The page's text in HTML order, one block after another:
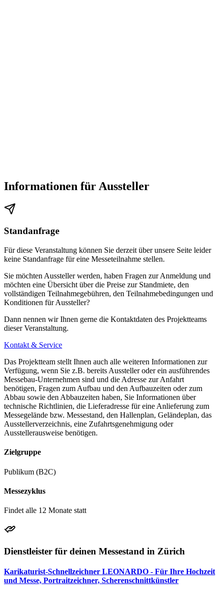
Informationen für Aussteller
Standanfrage
Für diese Veranstaltung können Sie derzeit über unsere Seite leider
keine Standanfrage für eine Messeteilnahme stellen.
Sie möchten Aussteller werden, haben Fragen zur Anmeldung und
möchten eine Übersicht über die Preise zur Standmiete, den
vollständigen Teilnahmegebühren, den Teilnahmebedingungen und
Konditionen für Aussteller?
Dann nennen wir Ihnen gerne die Kontaktdaten des Projektteams
dieser Veranstaltung.
Kontakt & Service
Das Projektteam stellt Ihnen auch alle weiteren Informationen zur
Verfügung, wenn Sie z.B. bereits Aussteller oder ein ausführendes
Messebau-Unternehmen sind und die Adresse zur Anfahrt
benötigen, Fragen zum Aufbau und den Aufbauzeiten oder zum
Abbau sowie den Abbauzeiten haben, Sie Informationen über
technische Richtlinien, die Lieferadresse für eine Anlieferung zum
Messegelände bzw. Messestand, den Hallenplan, Geländeplan, das
Ausstellerverzeichnis, eine Zufahrtsgenehmigung oder
Ausstellerausweise benötigen.
Zielgruppe
Publikum (B2C)
Messezyklus
Findet alle 12 Monate statt
Dienstleister für deinen Messestand in Zürich
Karikaturist-Schnellzeichner LEONARDO - Für Ihre Hochzeit
und Messe, Portraitzeichner, Scherenschnittkünstler